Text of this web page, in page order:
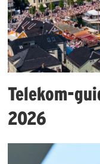
Telekom-
2026